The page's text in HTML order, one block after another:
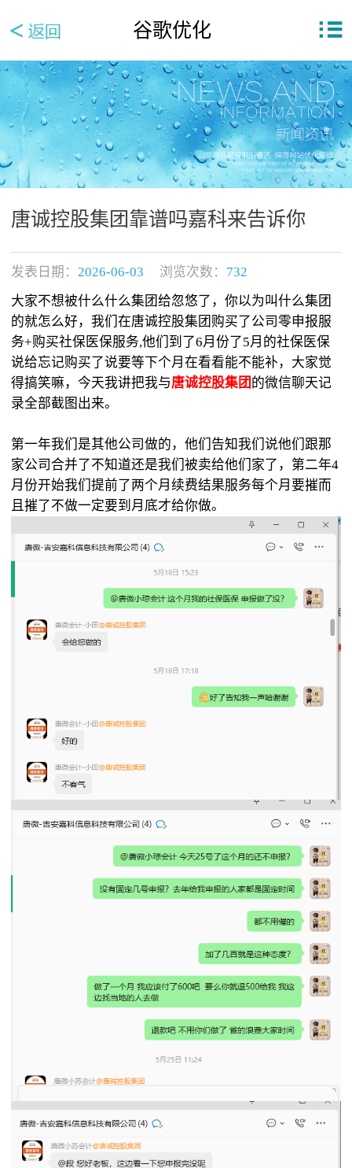
谷歌优化
唐诚控股集团靠谱吗嘉科来告诉你
发表日期： 2026-06-03 浏览次数： 732
大家不想被什么什么集团给忽悠了，你以为叫什么集团
的就怎么好，我们在唐诚控股集团购买了公司零申报服
务+购买社保医保服务,他们到了6月份了5月的社保医保
说给忘记购买了说要等下个月在看看能不能补，大家觉
得搞笑嘛，今天我讲把我与唐诚控股集团 的微信聊天记
录全部截图出来。
第一年我们是其他公司做的，他们告知我们说他们跟那
家公司合并了不知道还是我们被卖给他们家了，第二年4
月份开始我们提前了两个月续费结果服务每个月要摧而
且摧了不做一定要到月底才给你做。